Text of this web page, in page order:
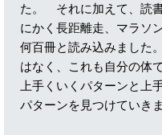
た。 それに加えて、読
にかく長距離走、マラソ
何百冊と読み込みました
はなく、これも自分の体
上手くいくパターンと上
パターンを見つけていきま